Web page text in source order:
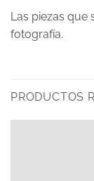
Las piezas que
fotografía.
PRODUCTOS